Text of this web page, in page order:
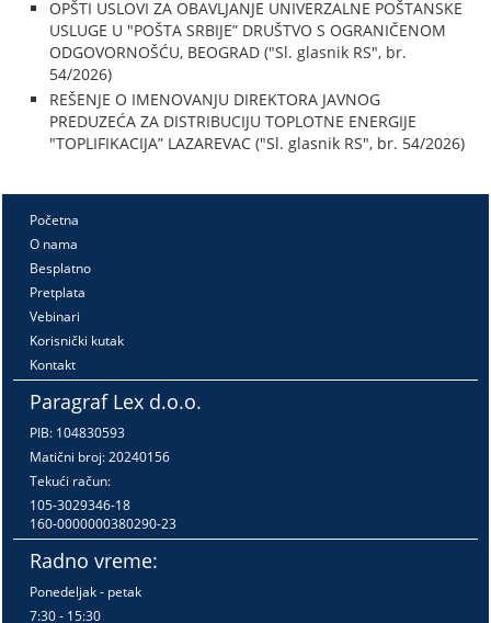
OPŠTI USLOVI ZA OBAVLJANJE UNIVERZALNE POŠTANSKE
USLUGE U "POŠTA SRBIJE” DRUŠTVO S OGRANIČENOM
ODGOVORNOŠĆU, BEOGRAD ("Sl. glasnik RS", br.
54/2026)
REŠENJE O IMENOVANJU DIREKTORA JAVNOG
PREDUZEĆA ZA DISTRIBUCIJU TOPLOTNE ENERGIJE
"TOPLIFIKACIJA” LAZAREVAC ("Sl. glasnik RS", br. 54/2026)
Početna
O nama
Besplatno
Pretplata
Vebinari
Korisnički kutak
Kontakt
Paragraf Lex d.o.o.
PIB: 104830593
Matični broj: 20240156
Tekući račun:
105-3029346-18
160-0000000380290-23
Radno vreme:
Ponedeljak - petak
7:30 - 15:30